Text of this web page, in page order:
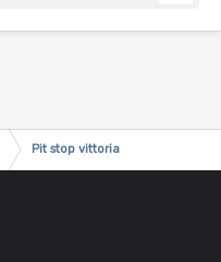
Pit stop vittoria